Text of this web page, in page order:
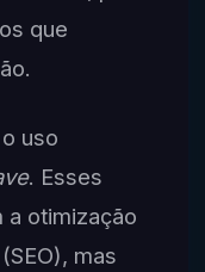
que
uso
. Esses
a otimização
mas